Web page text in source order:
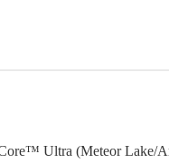
Ultra (Meteor Lake/